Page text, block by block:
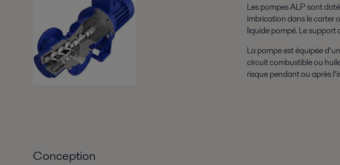
Les pompes ALP sont
imbrication dans le carter
liquide pompé. Le support
La pompe est équipée
circuit combustible ou
risque pendant ou après
Conception